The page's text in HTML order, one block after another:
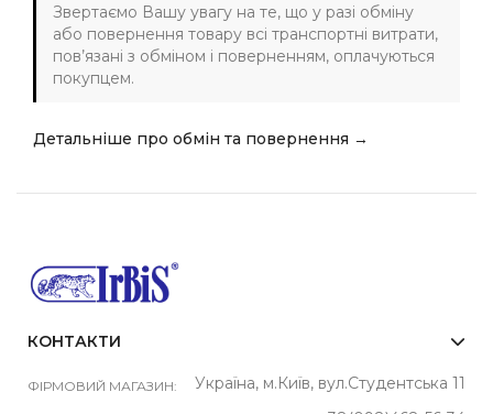
Звертаємо Вашу увагу на те, що у разі обміну
або повернення товару всі транспортні витрати,
пов’язані з обміном і поверненням, оплачуються
покупцем.
Детальніше про обмін та повернення →
КОНТАКТИ
ФІРМОВИЙ МАГАЗИН: Україна, м.Київ, вул.Студентська 11